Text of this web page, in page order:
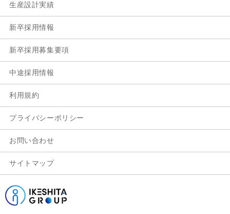
生産設計実績
新卒採用情報
新卒採用募集要項
中途採用情報
利用規約
プライバシーポリシー
お問い合わせ
サイトマップ